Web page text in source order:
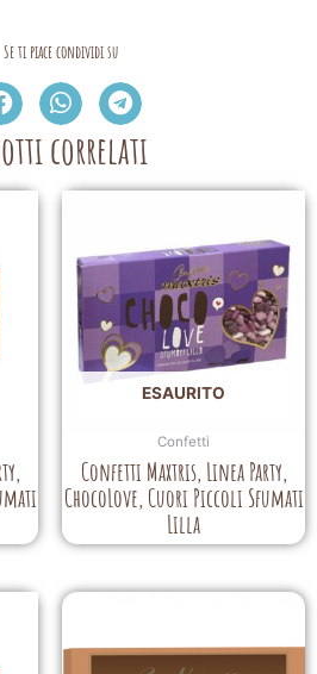
Se ti piace condividi su
correlati
ESAURITO
Confetti
Confetti Maxtris, Linea Party,
ChocoLove, Cuori Piccoli Sfumati
Lilla